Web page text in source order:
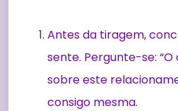
Antes da tiragem,
sente. Pergunte-se:
sobre este
consigo mesma.